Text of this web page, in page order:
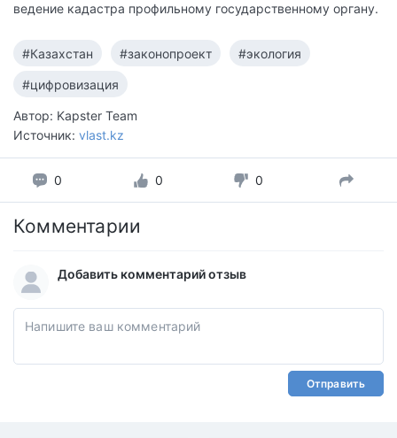
ведение кадастра профильному государственному органу.
#Казахстан #законопроект #экология
#цифровизация
Автор: Kapster Team
Источник: vlast.kz
0 0 0
Комментарии
Добавить комментарий отзыв
Отправить